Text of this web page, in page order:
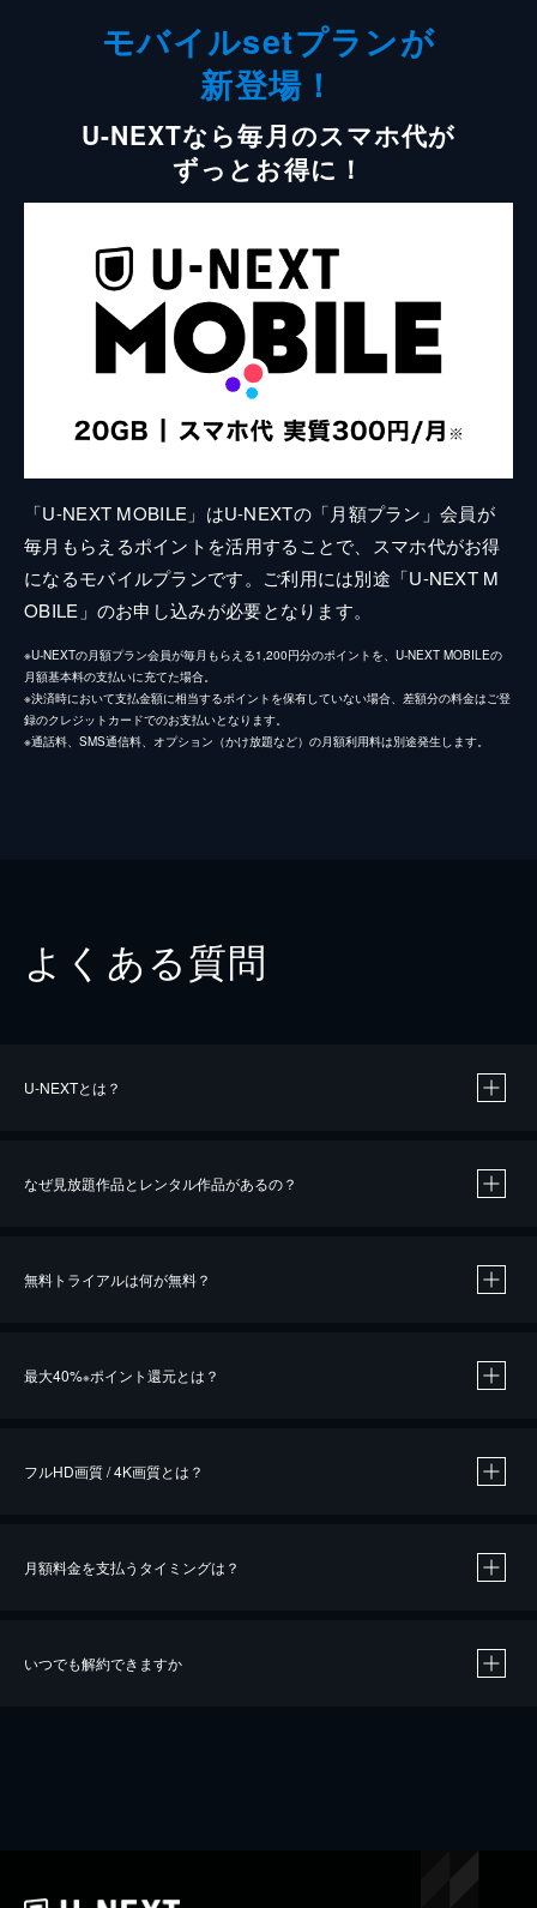
モバイルsetプランが
新登場！
U-NEXTなら毎月のスマホ代が
ずっとお得に！
「U-NEXT MOBILE」はU-NEXTの「月額プラン」会員が
毎月もらえるポイントを活用することで、スマホ代がお得
になるモバイルプランです。ご利用には別途「U-NEXT M
OBILE」のお申し込みが必要となります。
※U-NEXTの月額プラン会員が毎月もらえる1,200円分のポイントを、U-NEXT MOBILEの
月額基本料の支払いに充てた場合。
※決済時において支払金額に相当するポイントを保有していない場合、差額分の料金はご登
録のクレジットカードでのお支払いとなります。
※通話料、SMS通信料、オプション（かけ放題など）の月額利用料は別途発生します。
よくある質問
U-NEXTとは？
なぜ見放題作品とレンタル作品があるの？
無料トライアルは何が無料？
最大40%※ポイント還元とは？
※40％ポイント還元の対象は、クレジットカード決済による作品の購入 / レンタルです。
iOSアプリのUコイン決済による作品の購入 / レンタルは、20％のポイント還元です。
フルHD画質 / 4K画質とは？
月額料金を支払うタイミングは？
いつでも解約できますか